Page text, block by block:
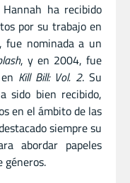
ha recibido
por su trabajo en
nominada a un
, y en 2004, fue
Kill Bill: Vol. 2. Su
sido bien recibido,
en el ámbito de las
siempre su
abordar papeles
géneros.